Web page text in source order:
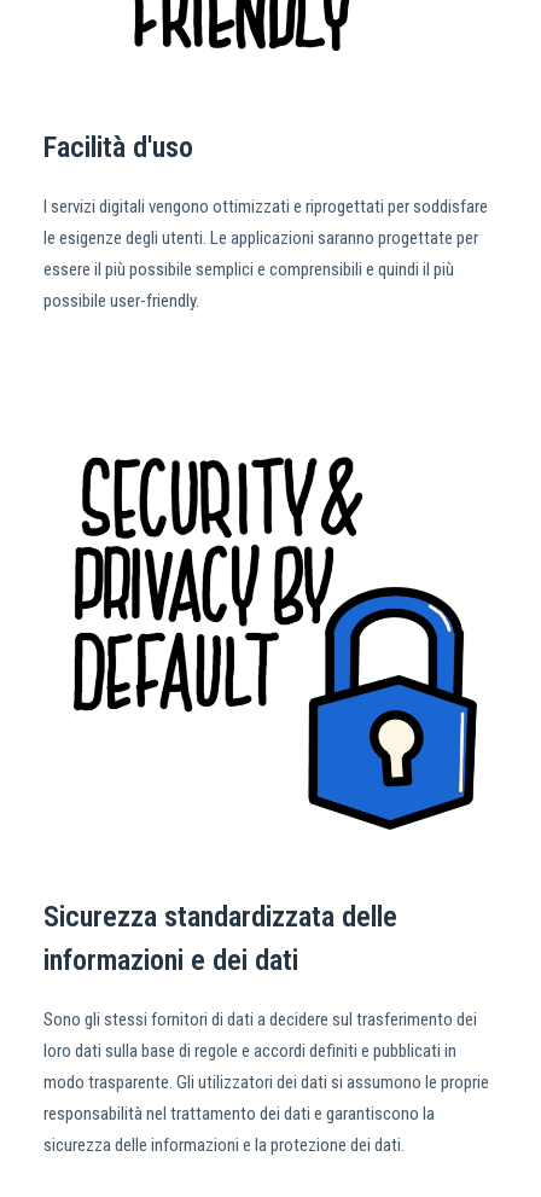
Facilità d'uso
I servizi digitali vengono ottimizzati e riprogettati per soddisfare
le esigenze degli utenti. Le applicazioni saranno progettate per
essere il più possibile semplici e comprensibili e quindi il più
possibile user-friendly.
Sicurezza standardizzata delle
informazioni e dei dati
Sono gli stessi fornitori di dati a decidere sul trasferimento dei
loro dati sulla base di regole e accordi definiti e pubblicati in
modo trasparente. Gli utilizzatori dei dati si assumono le proprie
responsabilità nel trattamento dei dati e garantiscono la
sicurezza delle informazioni e la protezione dei dati.